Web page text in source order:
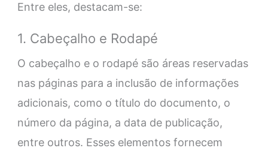
Entre eles, destacam-se:
1. Cabeçalho e Rodapé
O cabeçalho e o rodapé são áreas reservadas
nas páginas para a inclusão de informações
adicionais, como o título do documento, o
número da página, a data de publicação,
entre outros. Esses elementos fornecem